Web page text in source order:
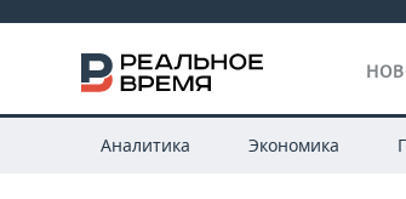
Аналитика Экономика